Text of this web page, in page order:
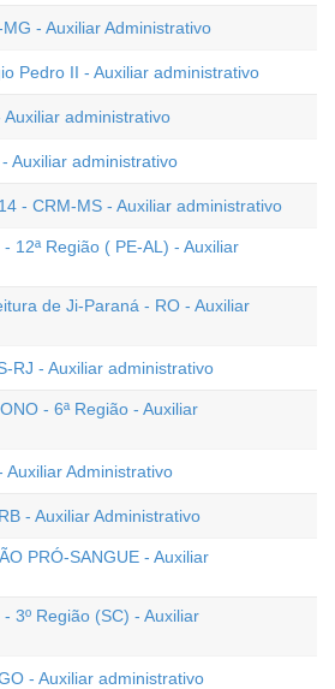
- Auxiliar Administrativo
Pedro II - Auxiliar administrativo
administrativo
Auxiliar administrativo
- CRM-MS - Auxiliar administrativo
12ª Região ( PE-AL) - Auxiliar
de Ji-Paraná - RO - Auxiliar
RJ - Auxiliar administrativo
- 6ª Região - Auxiliar
Administrativo
- Auxiliar Administrativo
PRÓ-SANGUE - Auxiliar
3º Região (SC) - Auxiliar
- Auxiliar administrativo